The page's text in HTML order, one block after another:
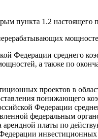
пункта 1.2 настоящего
Федерации среднего
а также по
проектов в
понижающего
Федерации
федеральным
платы по
инвестиционных